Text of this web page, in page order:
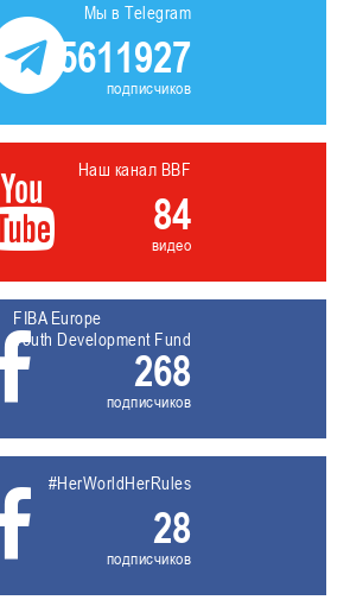
Мы в Telegram
5611927
подписчиков
Наш канал BBF
84
видео
FIBA Europe
Youth Development Fund
268
подписчиков
#HerWorldHerRules
28
подписчиков